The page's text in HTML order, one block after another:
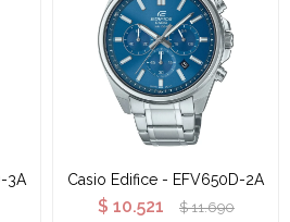
3A Casio Edifice - EFV650D-2A
$ 10.521 $ 11.690